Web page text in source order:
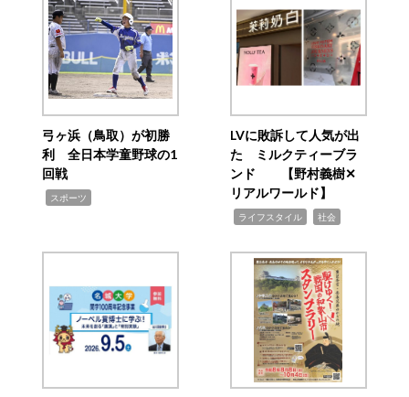
弓ヶ浜（鳥取）が初勝
利 全日本学童野球の1
回戦
スポーツ
LVに敗訴して人気が出
た ミルクティーブラ
ンド 【野村義樹✕
リアルワールド】
ライフスタイル 社会